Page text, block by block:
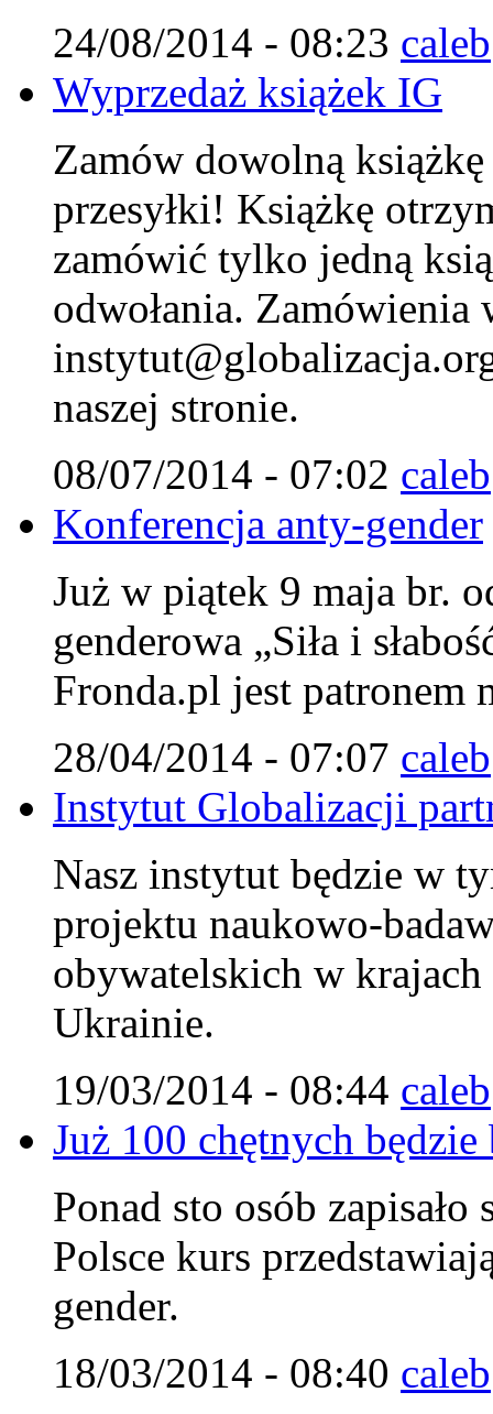
24/08/2014 - 08:23 caleb
Wyprzedaż książek IG
Zamów dowolną
przesyłki! Książkę
zamówić tylko jedną
odwołania. Zamówienia
naszej stronie.
08/07/2014 - 07:02 caleb
Konferencja anty-gender
Już w piątek 9 maja br.
genderowa „Siła i
Fronda.pl jest patronem
28/04/2014 - 07:07 caleb
Instytut Globalizacji
Nasz instytut będzie w
projektu naukowo-
obywatelskich w
Ukrainie.
19/03/2014 - 08:44 caleb
Już 100 chętnych
Ponad sto osób
Polsce kurs
gender.
18/03/2014 - 08:40 caleb